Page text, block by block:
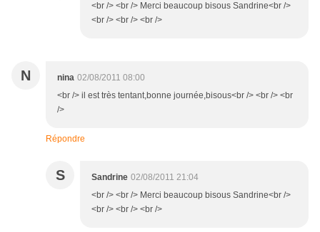
<br /> <br /> Merci beaucoup bisous Sandrine<br />
<br /> <br /> <br />
N nina 02/08/2011 08:00
<br /> il est très tentant,bonne journée,bisous<br /> <br /> <br
/>
Répondre
S Sandrine 02/08/2011 21:04
<br /> <br /> Merci beaucoup bisous Sandrine<br />
<br /> <br /> <br />